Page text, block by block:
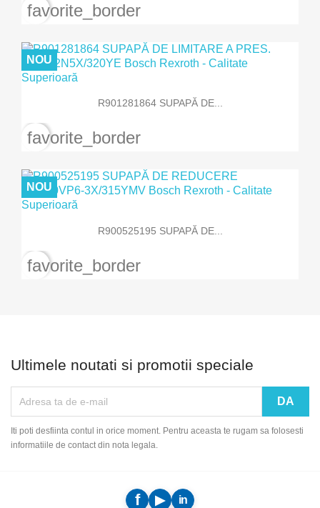
favorite_border
R901281864 SUPAPĂ DE...
NOU
favorite_border
R900525195 SUPAPĂ DE...
NOU
favorite_border
Ultimele noutati si promotii speciale
Iti poti desfiinta contul in orice moment. Pentru aceasta te rugam sa folosesti
informatiile de contact din nota legala.